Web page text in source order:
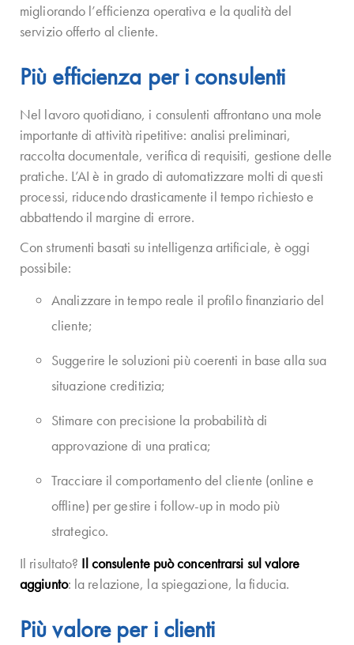
migliorando l’efficienza operativa e la qualità del
servizio offerto al cliente.
Più efficienza per i consulenti
Nel lavoro quotidiano, i consulenti affrontano una mole
importante di attività ripetitive: analisi preliminari,
raccolta documentale, verifica di requisiti, gestione delle
pratiche. L’AI è in grado di automatizzare molti di questi
processi, riducendo drasticamente il tempo richiesto e
abbattendo il margine di errore.
Con strumenti basati su intelligenza artificiale, è oggi
possibile:
Analizzare in tempo reale il profilo finanziario del
cliente;
Suggerire le soluzioni più coerenti in base alla sua
situazione creditizia;
Stimare con precisione la probabilità di
approvazione di una pratica;
Tracciare il comportamento del cliente (online e
offline) per gestire i follow-up in modo più
strategico.
Il risultato? Il consulente può concentrarsi sul valore
aggiunto: la relazione, la spiegazione, la fiducia.
Più valore per i clienti